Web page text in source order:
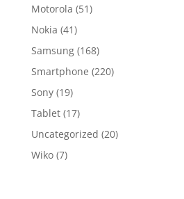
Motorola (51)
Nokia (41)
Samsung (168)
Smartphone (220)
Sony (19)
Tablet (17)
Uncategorized (20)
Wiko (7)